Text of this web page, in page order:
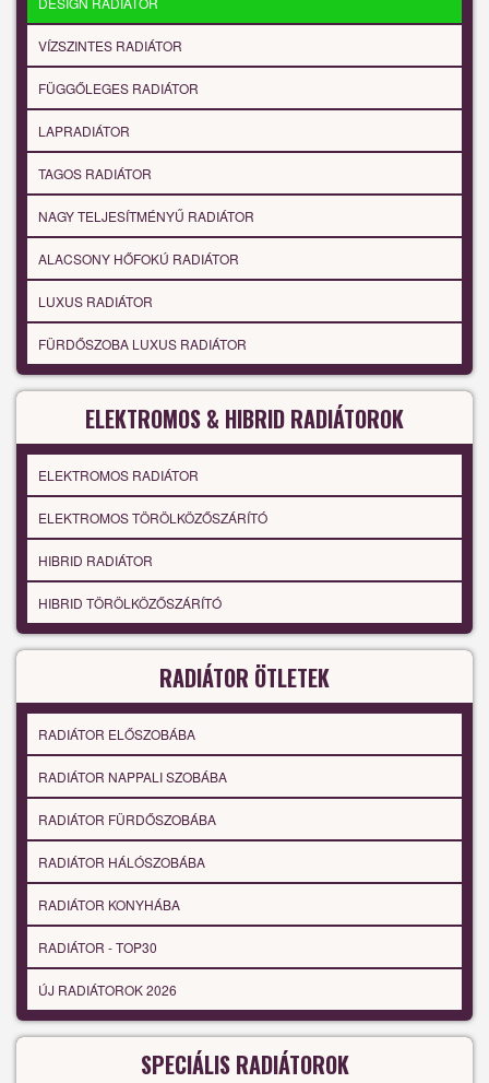
VÍZSZINTES RADIÁTOR
FÜGGŐLEGES RADIÁTOR
LAPRADIÁTOR
TAGOS RADIÁTOR
NAGY TELJESÍTMÉNYŰ RADIÁTOR
ALACSONY HŐFOKÚ RADIÁTOR
LUXUS RADIÁTOR
FÜRDŐSZOBA LUXUS RADIÁTOR
ELEKTROMOS & HIBRID RADIÁTOROK
ELEKTROMOS RADIÁTOR
ELEKTROMOS TÖRÖLKÖZŐSZÁRÍTÓ
HIBRID RADIÁTOR
HIBRID TÖRÖLKÖZŐSZÁRÍTÓ
RADIÁTOR ÖTLETEK
RADIÁTOR ELŐSZOBÁBA
RADIÁTOR NAPPALI SZOBÁBA
RADIÁTOR FÜRDŐSZOBÁBA
RADIÁTOR HÁLÓSZOBÁBA
RADIÁTOR KONYHÁBA
RADIÁTOR - TOP30
ÚJ RADIÁTOROK 2026
SPECIÁLIS RADIÁTOROK